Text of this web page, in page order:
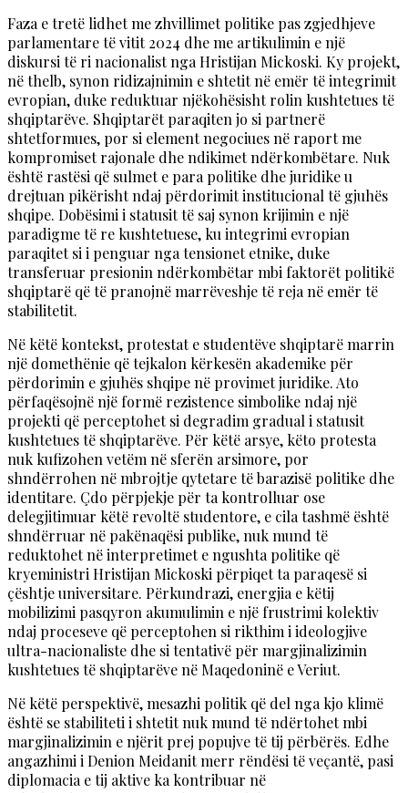
Faza e tretë lidhet me zhvillimet politike pas zgjedhjeve
parlamentare të vitit 2024 dhe me artikulimin e një
diskursi të ri nacionalist nga Hristijan Mickoski. Ky projekt,
në thelb, synon ridizajnimin e shtetit në emër të integrimit
evropian, duke reduktuar njëkohësisht rolin kushtetues të
shqiptarëve. Shqiptarët paraqiten jo si partnerë
shtetformues, por si element negociues në raport me
kompromiset rajonale dhe ndikimet ndërkombëtare. Nuk
është rastësi që sulmet e para politike dhe juridike u
drejtuan pikërisht ndaj përdorimit institucional të gjuhës
shqipe. Dobësimi i statusit të saj synon krijimin e një
paradigme të re kushtetuese, ku integrimi evropian
paraqitet si i penguar nga tensionet etnike, duke
transferuar presionin ndërkombëtar mbi faktorët politikë
shqiptarë që të pranojnë marrëveshje të reja në emër të
stabilitetit.
Në këtë kontekst, protestat e studentëve shqiptarë marrin
një domethënie që tejkalon kërkesën akademike për
përdorimin e gjuhës shqipe në provimet juridike. Ato
përfaqësojnë një formë rezistence simbolike ndaj një
projekti që perceptohet si degradim gradual i statusit
kushtetues të shqiptarëve. Për këtë arsye, këto protesta
nuk kufizohen vetëm në sferën arsimore, por
shndërrohen në mbrojtje qytetare të barazisë politike dhe
identitare. Çdo përpjekje për ta kontrolluar ose
delegjitimuar këtë revoltë studentore, e cila tashmë është
shndërruar në pakënaqësi publike, nuk mund të
reduktohet në interpretimet e ngushta politike që
kryeministri Hristijan Mickoski përpiqet ta paraqesë si
çështje universitare. Përkundrazi, energjia e këtij
mobilizimi pasqyron akumulimin e një frustrimi kolektiv
ndaj proceseve që perceptohen si rikthim i ideologjive
ultra-nacionaliste dhe si tentativë për margjinalizimin
kushtetues të shqiptarëve në Maqedoninë e Veriut.
Në këtë perspektivë, mesazhi politik që del nga kjo klimë
është se stabiliteti i shtetit nuk mund të ndërtohet mbi
margjinalizimin e njërit prej popujve të tij përbërës. Edhe
angazhimi i Denion Meidanit merr rëndësi të veçantë, pasi
diplomacia e tij aktive ka kontribuar në